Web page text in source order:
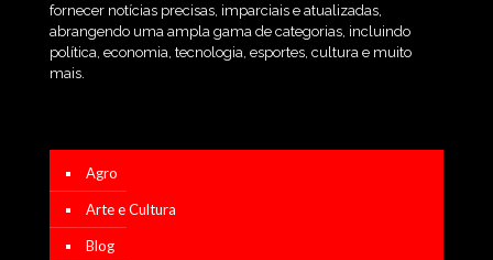
fornecer notícias precisas, imparciais e atualizadas,
abrangendo uma ampla gama de categorias, incluindo
política, economia, tecnologia, esportes, cultura e muito
mais.
Agro
Arte e Cultura
Blog